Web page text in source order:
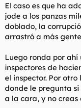
El caso es que ha
jode a los panzas
doblado, la
arrastró a más
Luego ronda por ahí
inspectores de
el inspector. Por
donde le pregunta
a la cara, y no creas